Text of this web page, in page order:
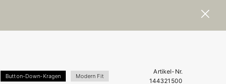
Button-Down-Kragen Modern Fit
Artikel-Nr.
144321500